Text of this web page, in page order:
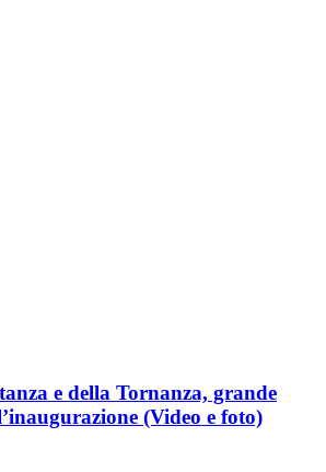
e della Tornanza, grande
(Video e foto)